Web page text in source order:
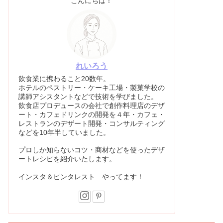
れいろう
飲食業に携わること20数年。
ホテルのペストリー・ケーキ工場・製菓学校の
講師アシスタントなどで技術を学びました。
飲食店プロデュースの会社で創作料理店のデザ
ート・カフェドリンクの開発を４年・カフェ・
レストランのデザート開発・コンサルティング
などを10年半していました。
プロしか知らないコツ・商材などを使ったデザ
ートレシピを紹介いたします。
インスタ＆ピンタレスト やってます！